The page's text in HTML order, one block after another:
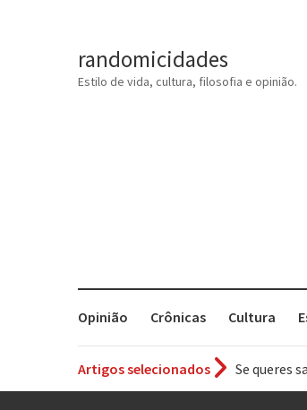
randomicidades
Estilo de vida, cultura, filosofia e opinião.
Opinião Crônicas Cultura
Artigos selecionados
Tem que